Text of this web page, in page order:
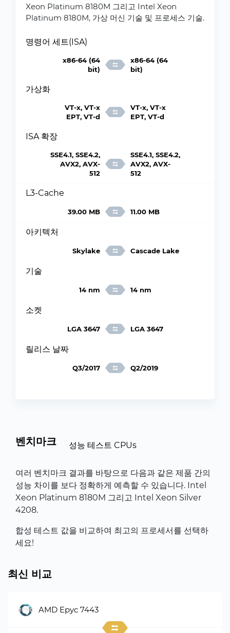
Xeon Platinum 8180M 그리고 Intel Xeon
Platinum 8180M, 가상 머신 기술 및 프로세스 기술.
명령어 세트(ISA)
x86-64 (64
bit)
x86-64 (64
bit)
가상화
VT-x, VT-x
EPT, VT-d
VT-x, VT-x
EPT, VT-d
ISA 확장
SSE4.1, SSE4.2,
AVX2, AVX-
512
SSE4.1, SSE4.2,
AVX2, AVX-
512
L3-Cache
39.00 MB 11.00 MB
아키텍처
Skylake Cascade Lake
기술
14 nm 14 nm
소켓
LGA 3647 LGA 3647
릴리스 날짜
Q3/2017 Q2/2019
벤치마크 성능 테스트 CPUs
여러 벤치마크 결과를 바탕으로 다음과 같은 제품 간의
성능 차이를 보다 정확하게 예측할 수 있습니다. Intel
Xeon Platinum 8180M 그리고 Intel Xeon Silver
4208.
합성 테스트 값을 비교하여 최고의 프로세서를 선택하
세요!
최신 비교
AMD Epyc 7443